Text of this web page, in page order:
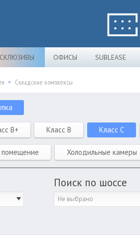
ОФИСЫ SUBLEASE
Складские комплексы
B+ Класс B Класс C
помещение Холодильные камеры
Поиск по шоссе
Не выбрано